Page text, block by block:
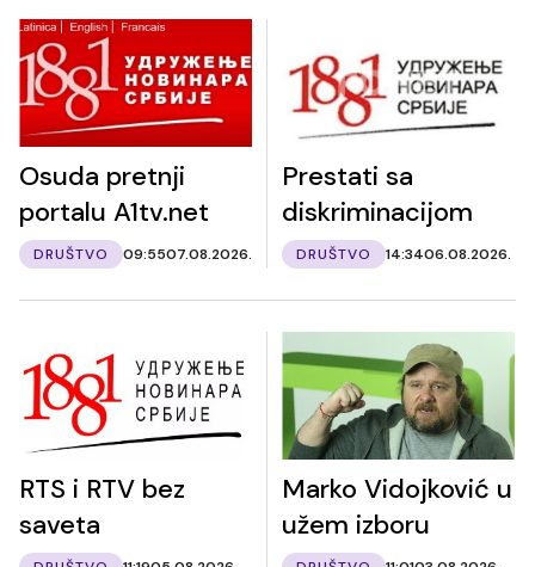
Osuda pretnji
portalu A1tv.net
DRUŠTVO 09:5507.08.2026.
Prestati sa
diskriminacijom
DRUŠTVO 14:3406.08.2026.
RTS i RTV bez
saveta
Marko Vidojković u
užem izboru